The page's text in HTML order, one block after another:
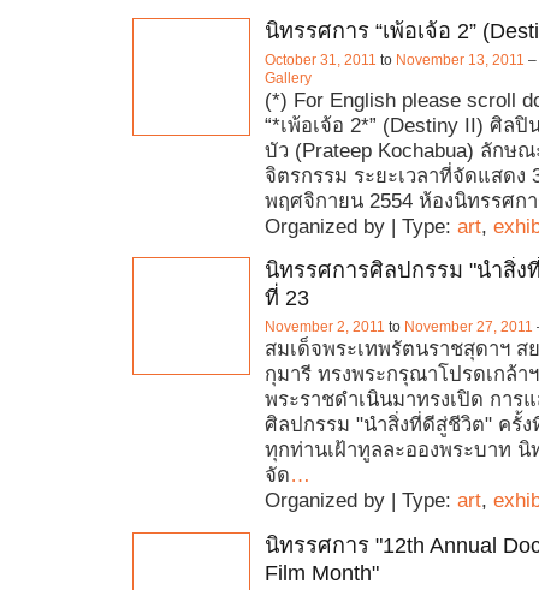
นิทรรศการ “เพ้อเจ้อ 2”
October 31, 2011 to November 13, 2011 –
Gallery
(*) For English please scroll
“*เพ้อเจ้อ 2*” (Destiny II) ศิล
บัว (Prateep Kochabua) ลักษณ
จิตรกรรม ระยะเวลาที่จัดแสดง
พฤศจิกายน 2554 ห้องนิทรรศก
Organized by | Type: art,
นิทรรศการศิลปกรรม "นำสิ่ง
ที่ 23
November 2, 2011 to November 27, 2011
สมเด็จพระเทพรัตนราชสุดาฯ ส
กุมารี ทรงพระกรุณาโปรดเกล้า
พระราชดำเนินมาทรงเปิด การ
ศิลปกรรม "นำสิ่งที่ดีสู่ชีวิต" ครั้ง
ทุกท่านเฝ้าทูลละอองพระบาท นิ
จัด…
Organized by | Type: art,
นิทรรศการ "12th Annual
Film Month"